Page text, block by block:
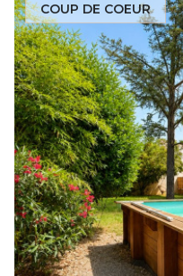
COUP DE COEUR